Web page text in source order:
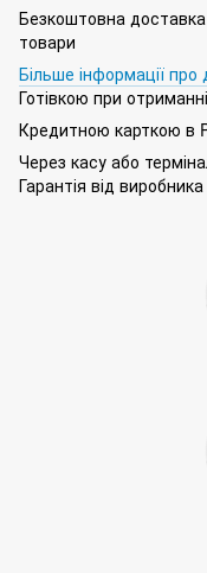
Безкоштовна
товари
Більше інформації про
Готівкою при отриманні
Кредитною карткою в
Через касу або
Гарантія від